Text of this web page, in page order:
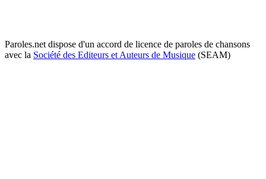
Paroles.net dispose d'un accord de licence de paroles de chansons
avec la Société des Editeurs et Auteurs de Musique (SEAM)